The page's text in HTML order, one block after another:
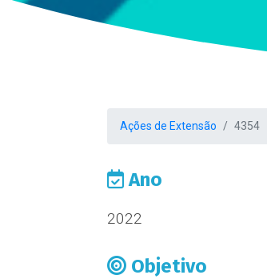
Ações de Extensão 4354
Ano
2022
Objetivo